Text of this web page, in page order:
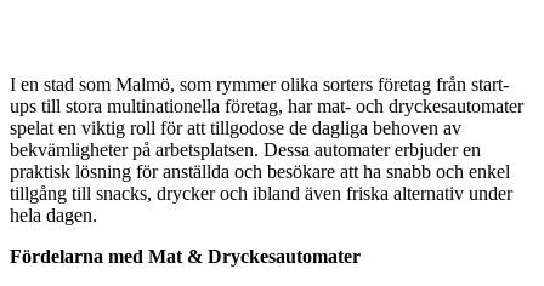
I en stad som Malmö, som rymmer olika sorters företag från start-
ups till stora multinationella företag, har mat- och dryckesautomater
spelat en viktig roll för att tillgodose de dagliga behoven av
bekvämligheter på arbetsplatsen. Dessa automater erbjuder en
praktisk lösning för anställda och besökare att ha snabb och enkel
tillgång till snacks, drycker och ibland även friska alternativ under
hela dagen.
Fördelarna med Mat & Dryckesautomater